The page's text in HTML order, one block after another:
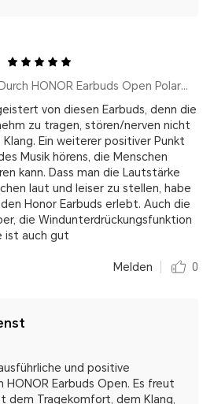
Durch HONOR Earbuds Open Polar Gold
von diesen Earbuds, denn die
zu tragen, stören/nerven nicht
Ein weiterer positiver Punkt
Musik hörens, die Menschen
kann. Dass man die Lautstärke
laut und leiser zu stellen, habe
Honor Earbuds erlebt. Auch die
die Windunterdrückungsfunktion
ist auch gut
Melden 0
und positive
HONOR Earbuds Open. Es freut
dem Tragekomfort, dem Klang,